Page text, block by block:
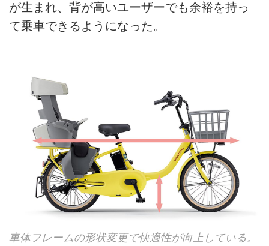
が生まれ、背が高いユーザーでも余裕を持っ
て乗車できるようになった。
車体フレームの形状変更で快適性が向上している。